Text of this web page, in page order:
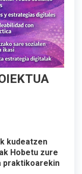
kudeatzen
Hobetu zure
praktikoarekin